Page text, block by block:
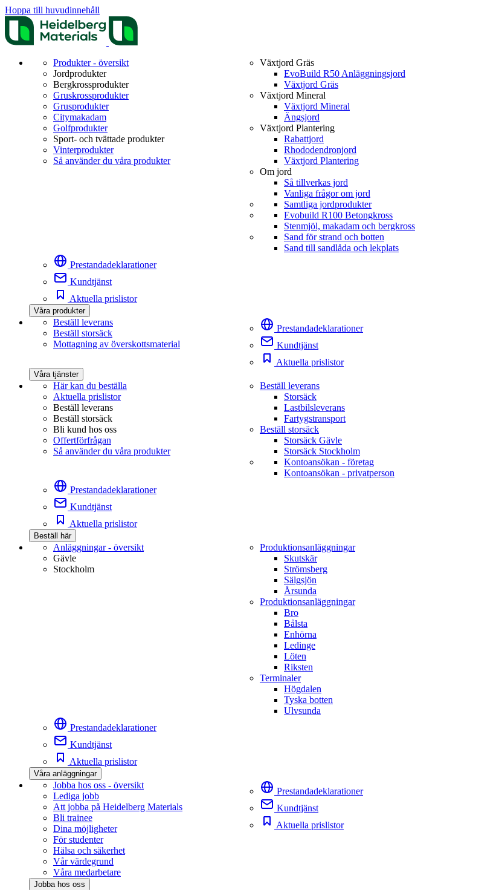
Hoppa till huvudinnehåll
Produkter - översikt
Jordprodukter
Bergkrossprodukter
Gruskrossprodukter
Grusprodukter
Citymakadam
Golfprodukter
Sport- och tvättade produkter
Vinterprodukter
Så använder du våra produkter
Växtjord Gräs
EvoBuild R50 Anläggningsjord
Växtjord Gräs
Växtjord Mineral
Växtjord Mineral
Ängsjord
Växtjord Plantering
Rabattjord
Rhododendronjord
Växtjord Plantering
Om jord
Så tillverkas jord
Vanliga frågor om jord
Samtliga jordprodukter
Evobuild R100 Betongkross
Stenmjöl, makadam och bergkross
Sand för strand och botten
Sand till sandlåda och lekplats
Prestandadeklarationer
Kundtjänst
Aktuella prislistor
Våra produkter
Beställ leverans
Beställ storsäck
Mottagning av överskottsmaterial
Prestandadeklarationer
Kundtjänst
Aktuella prislistor
Våra tjänster
Här kan du beställa
Aktuella prislistor
Beställ leverans
Beställ storsäck
Bli kund hos oss
Offertförfrågan
Så använder du våra produkter
Beställ leverans
Storsäck
Lastbilsleverans
Fartygstransport
Beställ storsäck
Storsäck Gävle
Storsäck Stockholm
Kontoansökan - företag
Kontoansökan - privatperson
Prestandadeklarationer
Kundtjänst
Aktuella prislistor
Beställ här
Anläggningar - översikt
Gävle
Stockholm
Produktionsanläggningar
Skutskär
Strömsberg
Sälgsjön
Årsunda
Produktionsanläggningar
Bro
Bålsta
Enhörna
Ledinge
Löten
Riksten
Terminaler
Högdalen
Tyska botten
Ulvsunda
Prestandadeklarationer
Kundtjänst
Aktuella prislistor
Våra anläggningar
Jobba hos oss - översikt
Lediga jobb
Att jobba på Heidelberg Materials
Bli trainee
Dina möjligheter
För studenter
Hälsa och säkerhet
Vår värdegrund
Våra medarbetare
Prestandadeklarationer
Kundtjänst
Aktuella prislistor
Jobba hos oss